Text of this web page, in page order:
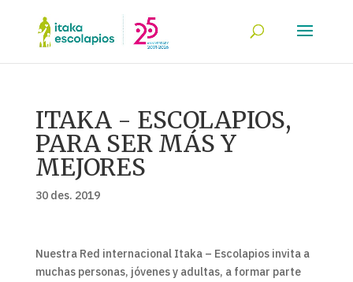
ITAKA - ESCOLAPIOS,
PARA SER MÁS Y
MEJORES
30 des. 2019
Nuestra Red internacional Itaka – Escolapios invita a
muchas personas, jóvenes y adultas, a formar parte